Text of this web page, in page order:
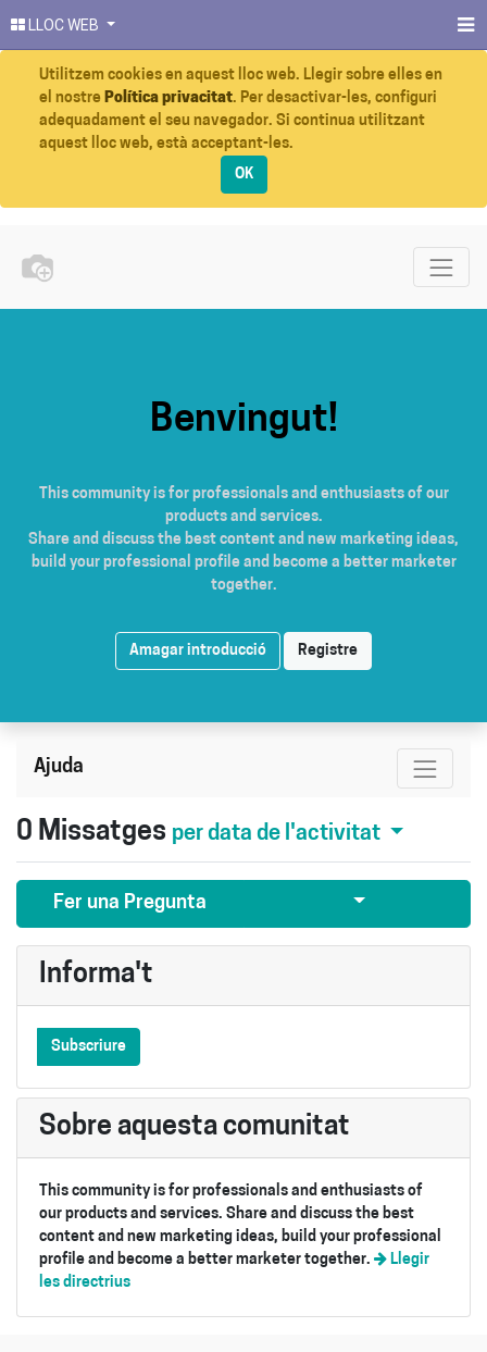
LLOC WEB
Utilitzem cookies en aquest lloc web. Llegir sobre elles en
el nostre Política privacitat. Per desactivar-les, configuri
adequadament el seu navegador. Si continua utilitzant
aquest lloc web, està acceptant-les.
OK
Benvingut!
This community is for professionals and enthusiasts of our
products and services.
Share and discuss the best content and new marketing ideas,
build your professional profile and become a better marketer
together.
Amagar introducció Registre
Ajuda
0 Missatges per data de l'activitat
Fer una Pregunta Seleccionar
Informa't
Subscriure
Sobre aquesta comunitat
This community is for professionals and enthusiasts of
our products and services. Share and discuss the best
content and new marketing ideas, build your professional
profile and become a better marketer together.
Llegir
les directrius